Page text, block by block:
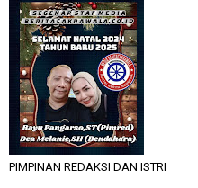
PIMPINAN REDAKSI DAN ISTRI